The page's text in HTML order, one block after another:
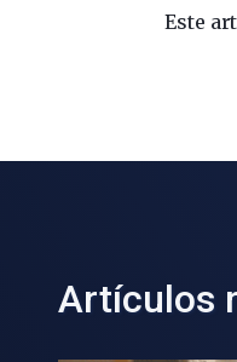
Este
Artículos